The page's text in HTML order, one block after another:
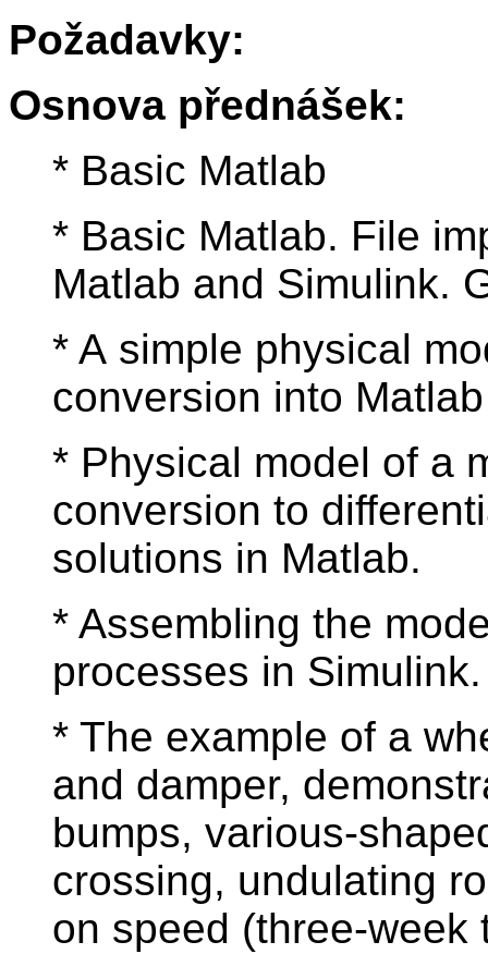
Požadavky:
Osnova přednášek:
* Basic Matlab
* Basic Matlab. File
Matlab and Simulink.
* A simple physical
conversion into
* Physical model of a
conversion to
solutions in Matlab.
* Assembling the
processes in Simulink.
* The example of a
and damper,
bumps, various-
crossing, undulating
on speed (three-week